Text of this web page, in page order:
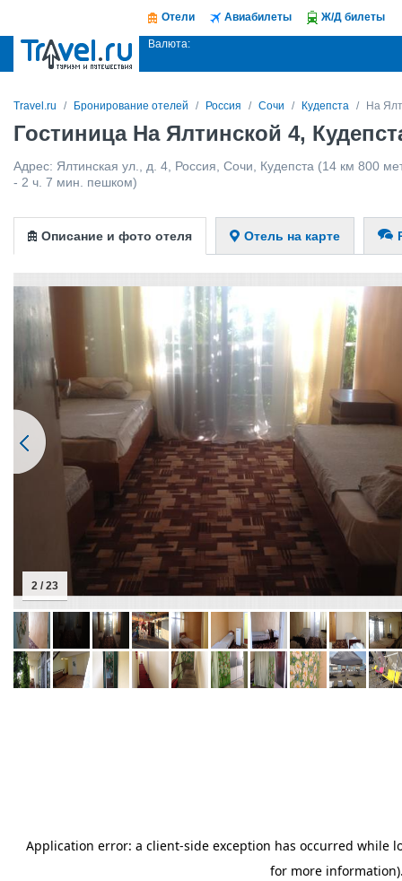
Отели Авиабилеты Ж/Д билеты
Валюта:
Travel.ru Бронирование отелей Россия Сочи Кудепста На
Гостиница На Ялтинской 4,
Адрес: Ялтинская ул., д. 4 Россия Сочи Кудепста (14 км 800
- 2 ч. 7 мин. пешком)
Описание и фото отеля Отель на карте
2 / 23